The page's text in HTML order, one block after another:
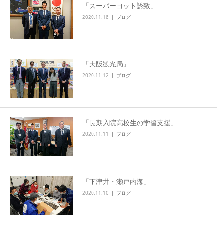
「スーパーヨット誘致」
2020.11.18 ブログ
「大阪観光局」
2020.11.12 ブログ
「長期入院高校生の学習支援」
2020.11.11 ブログ
「下津井・瀬戸内海」
2020.11.10 ブログ